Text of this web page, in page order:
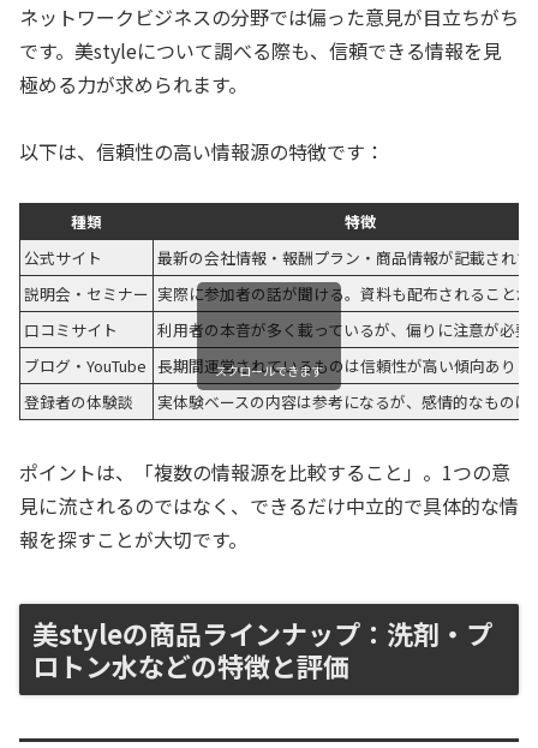
ネットワークビジネスの分野では偏った意見が目立ちがち
です。美styleについて調べる際も、信頼できる情報を見
極める力が求められます。
以下は、信頼性の高い情報源の特徴です：
種類
特徴
公式サイト
最新の会社情報・報酬プラン・商品情報が記載されて
説明会・セミナー 実際に参加者の話が聞ける。資料も配布されることが
口コミサイト
利用者の本音が多く載っているが、偏りに注意が必要
ブログ・YouTube 長期間運営されているものは信頼性が高い傾向あり
登録者の体験談
実体験ベースの内容は参考になるが、感情的なものは
スクロールできます
ポイントは、「複数の情報源を比較すること」。1つの意
見に流されるのではなく、できるだけ中立的で具体的な情
報を探すことが大切です。
美styleの商品ラインナップ：洗剤・プ
ロトン水などの特徴と評価